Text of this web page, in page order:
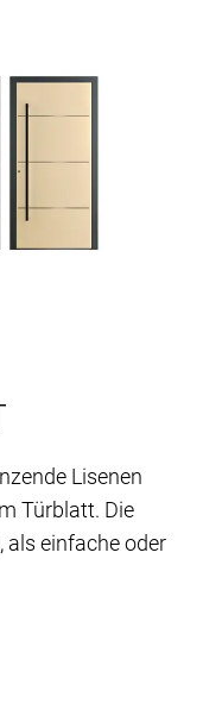
Lisenen
Türblatt. Die
als einfache oder